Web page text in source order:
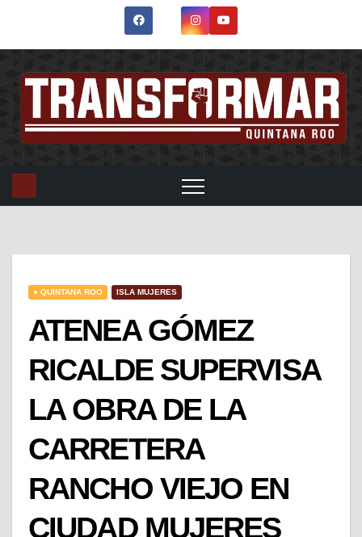
● QUINTANA ROO ISLA MUJERES
ATENEA GÓMEZ
RICALDE SUPERVISA
LA OBRA DE LA
CARRETERA
RANCHO VIEJO EN
CIUDAD MUJERES